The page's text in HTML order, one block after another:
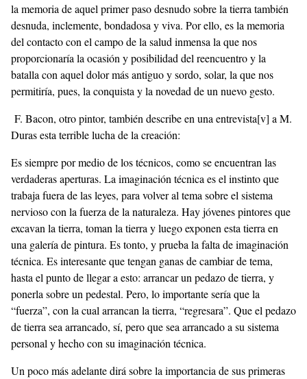
la memoria de aquel primer paso desnudo sobre la tierra también
desnuda, inclemente, bondadosa y viva. Por ello, es la memoria
del contacto con el campo de la salud inmensa la que nos
proporcionaría la ocasión y posibilidad del reencuentro y la
batalla con aquel dolor más antiguo y sordo, solar, la que nos
permitiría, pues, la conquista y la novedad de un nuevo gesto.
F. Bacon, otro pintor, también describe en una entrevista[v] a M.
Duras esta terrible lucha de la creación:
Es siempre por medio de los técnicos, como se encuentran las
verdaderas aperturas. La imaginación técnica es el instinto que
trabaja fuera de las leyes, para volver al tema sobre el sistema
nervioso con la fuerza de la naturaleza. Hay jóvenes pintores que
excavan la tierra, toman la tierra y luego exponen esta tierra en
una galería de pintura. Es tonto, y prueba la falta de imaginación
técnica. Es interesante que tengan ganas de cambiar de tema,
hasta el punto de llegar a esto: arrancar un pedazo de tierra, y
ponerla sobre un pedestal. Pero, lo importante sería que la
“fuerza”, con la cual arrancan la tierra, “regresara”. Que el pedazo
de tierra sea arrancado, sí, pero que sea arrancado a su sistema
personal y hecho con su imaginación técnica.
Un poco más adelante dirá sobre la importancia de sus primeras